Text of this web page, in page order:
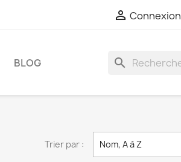
 Connexion
BLOG search
Trier par : Nom, A à Z